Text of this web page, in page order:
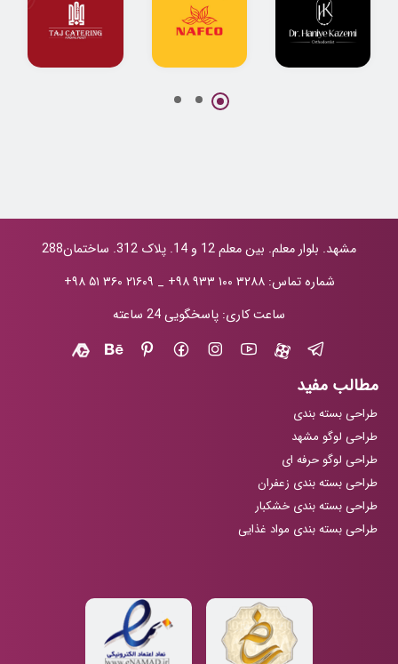
مشهد. بلوار معلم. بین معلم 12 و 14. پلاک 312. ساختمان288
شماره تماس:+۹۸ ۹۳۳ ۱۰۰ ۳۲۸۸ _ +۹۸ ۵۱ ۳۶۰ ۲۱۶۰۹
ساعت کاری: پاسخگویی 24 ساعته
مطالب مفید
طراحی بسته بندی
طراحی لوگو مشهد
طراحی لوگو حرفه ای
طراحی بسته بندی زعفران
طراحی بسته بندی خشکبار
طراحی بسته بندی مواد غذایی